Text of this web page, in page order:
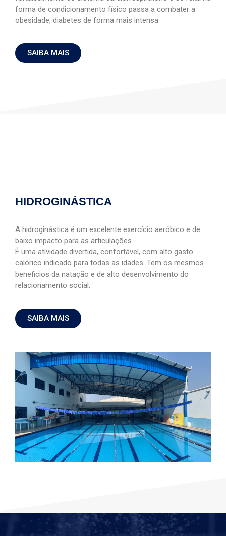
forma de condicionamento físico passa a combater a
obesidade, diabetes de forma mais intensa.
SAIBA MAIS
HIDROGINÁSTICA
A hidroginástica é um excelente exercício aeróbico e de
baixo impacto para as articulações.
É uma atividade divertida, confortável, com alto gasto
calórico indicado para todas as idades. Tem os mesmos
beneficios da natação e de alto desenvolvimento do
relacionamento social.
SAIBA MAIS